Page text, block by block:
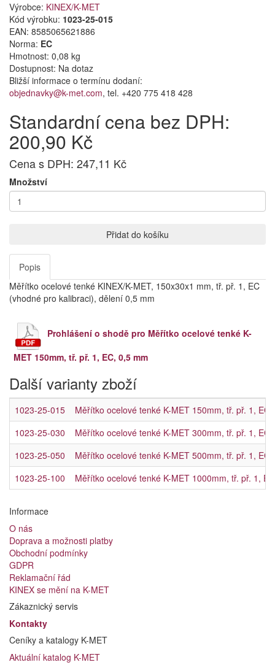
Výrobce: KINEX/K-MET
Kód výrobku: 1023-25-015
EAN: 8585065621886
Norma: EC
Hmotnost: 0,08 kg
Dostupnost: Na dotaz
Bližší informace o termínu dodaní:
objednavky@k-met.com, tel. +420 775 418 428
Standardní cena bez DPH:
200,90 Kč
Cena s DPH: 247,11 Kč
Množství
Přidat do košíku
Popis
Měřítko ocelové tenké KINEX/K-MET, 150x30x1 mm, tř. př. 1, EC
(vhodné pro kalibraci), dělení 0,5 mm
Prohlášení o shodě pro Měřítko ocelové tenké K-
MET 150mm, tř. př. 1, EC, 0,5 mm
Další varianty zboží
1023-25-015
Měřítko ocelové tenké K-MET 150mm, tř. př. 1,
1023-25-030
Měřítko ocelové tenké K-MET 300mm, tř. př. 1,
1023-25-050
Měřítko ocelové tenké K-MET 500mm, tř. př. 1,
1023-25-100
Měřítko ocelové tenké K-MET 1000mm, tř. př. 1,
Informace
O nás
Doprava a možnosti platby
Obchodní podmínky
GDPR
Reklamační řád
KINEX se mění na K-MET
Zákaznický servis
Kontakty
Ceníky a katalogy K-MET
Aktuální katalog K-MET